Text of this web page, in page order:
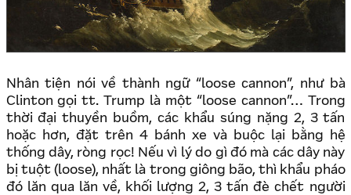
Nhân tiện nói về thành ngữ “loose cannon”, như bà
Clinton gọi tt. Trump là một “loose cannon”… Trong
thời đại thuyền buồm, các khẩu súng nặng 2, 3 tấn
hoặc hơn, đặt trên 4 bánh xe và buộc lại bằng hệ
thống dây, ròng rọc! Nếu vì lý do gì đó mà các dây này
bị tuột (loose), nhất là trong giông bão, thì khẩu pháo
đó lăn qua lăn về, khối lượng 2, 3 tấn đè chết người